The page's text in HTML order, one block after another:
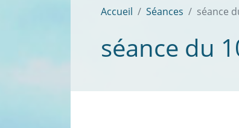
Accueil Séances séance
séance du